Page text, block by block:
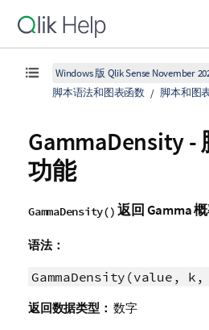
Windows 版 Qlik Sense November
脚本语法和图表函数
脚本和图
GammaDensity -
功能
GammaDensity() 返回 Gamma 概
语法：
GammaDensity(value,
返回数据类型： 数字